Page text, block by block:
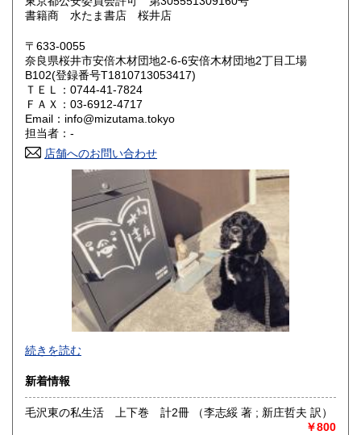
鳥取県 600円
岡山県 600円 広島県 600円
山口県 600円
香川県 600円
高知県 600円
600円
600円 大分県
600円 鹿児島県
600円
書籍商 水たま書店 桜井店
〒633-0055
奈良県桜井市安倍木材団地2-6-6安倍木材団地2丁目工場
B102(登録番号T1810713053417)
ＴＥＬ：0744-41-7824
ＦＡＸ：03-6912-4717
Email：info@mizutama.tokyo
担当者：-
店舗へのお問い合わせ
続きを読む
新着情報
毛沢東の私生活 上下巻 計2冊 （李志綏 著 ; 新庄哲夫 訳）
￥800